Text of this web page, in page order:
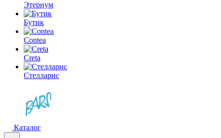
Этернум
Бутик
Contea
Creta
Стелларис
Каталог